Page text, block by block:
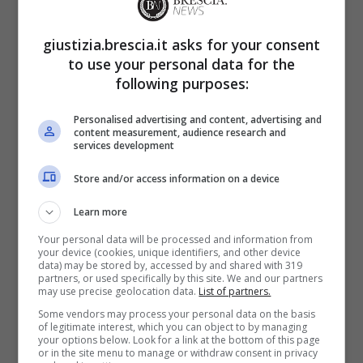
E lui cantò, con lunghi capelli ed un fisico del
tutto diverso a quello in cui lo abbiamo poi
visto con “Xdono” nel 2001. Dalla sua
versione adolescente a quella del famoso
brano che lo lanciò nel mondo della musica
italiana ed anche internazionale.
giustizia.brescia.it asks for your consent
to use your personal data for the
following purposes:
Personalised advertising and content, advertising and
content measurement, audience research and
services development
Store and/or access information on a device
Learn more
Your personal data will be processed and information from
your device (cookies, unique identifiers, and other device
data) may be stored by, accessed by and shared with 319
partners, or used specifically by this site. We and our partners
may use precise geolocation data. List of partners.
Some vendors may process your personal data on the basis
of legitimate interest, which you can object to by managing
your options below. Look for a link at the bottom of this page
or in the site menu to manage or withdraw consent in privacy